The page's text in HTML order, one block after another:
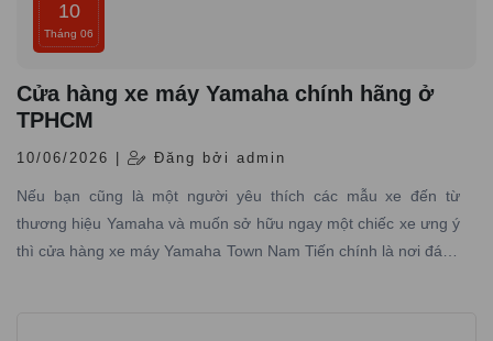
10
Tháng 06
Cửa hàng xe máy Yamaha chính hãng ở
TPHCM
10/06/2026 | Đăng bởi admin
Nếu bạn cũng là một người yêu thích các mẫu xe đến từ
thương hiệu Yamaha và muốn sở hữu ngay một chiếc xe ưng ý
thì cửa hàng xe máy Yamaha Town Nam Tiến chính là nơi đáng